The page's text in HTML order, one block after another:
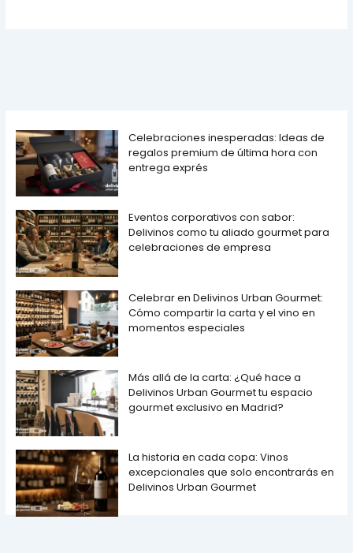
Celebraciones inesperadas: Ideas de
regalos premium de última hora con
entrega exprés
Eventos corporativos con sabor:
Delivinos como tu aliado gourmet para
celebraciones de empresa
Celebrar en Delivinos Urban Gourmet:
Cómo compartir la carta y el vino en
momentos especiales
Más allá de la carta: ¿Qué hace a
Delivinos Urban Gourmet tu espacio
gourmet exclusivo en Madrid?
La historia en cada copa: Vinos
excepcionales que solo encontrarás en
Delivinos Urban Gourmet